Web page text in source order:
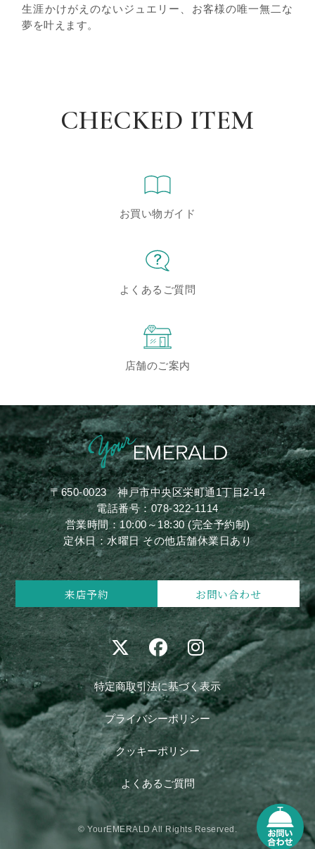
生涯かけがえのないジュエリー、お客様の唯一無二な
夢を叶えます。
CHECKED ITEM
お買い物ガイド
よくあるご質問
店舗のご案内
〒650-0023神戸市中央区栄町通1丁目2-14
電話番号：078-322-1114
営業時間：10:00～18:30 (完全予約制)
定休日：水曜日 その他店舗休業日あり
来店予約 お問い合わせ
特定商取引法に基づく表示
プライバシーポリシー
クッキーポリシー
よくあるご質問
© YourEMERALD All Rights Reserved.